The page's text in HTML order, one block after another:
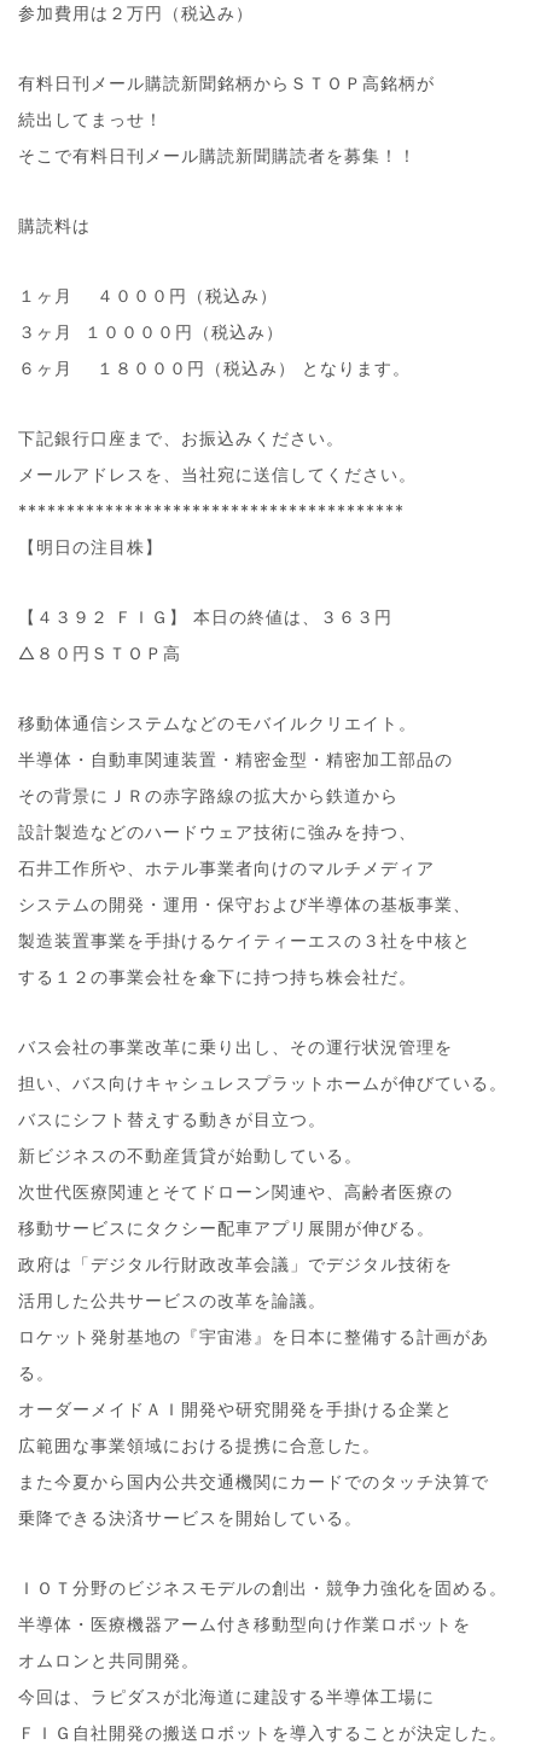
参加費用は２万円（税込み）
有料日刊メール購読新聞銘柄からＳＴＯＰ高銘柄が
続出してまっせ！
そこで有料日刊メール購読新聞購読者を募集！！
購読料は
１ヶ月 ４０００円（税込み）
３ヶ月 １００００円（税込み）
６ヶ月 １８０００円（税込み） となります。
下記銀行口座まで、お振込みください。
メールアドレスを、当社宛に送信してください。
****************************************
【明日の注目株】
【４３９２ ＦＩＧ】 本日の終値は、３６３円
△８０円ＳＴＯＰ高
移動体通信システムなどのモバイルクリエイト。
半導体・自動車関連装置・精密金型・精密加工部品の
その背景にＪＲの赤字路線の拡大から鉄道から
設計製造などのハードウェア技術に強みを持つ、
石井工作所や、ホテル事業者向けのマルチメディア
システムの開発・運用・保守および半導体の基板事業、
製造装置事業を手掛けるケイティーエスの３社を中核と
する１２の事業会社を傘下に持つ持ち株会社だ。
バス会社の事業改革に乗り出し、その運行状況管理を
担い、バス向けキャシュレスプラットホームが伸びている。
バスにシフト替えする動きが目立つ。
新ビジネスの不動産賃貸が始動している。
次世代医療関連とそてドローン関連や、高齢者医療の
移動サービスにタクシー配車アプリ展開が伸びる。
政府は「デジタル行財政改革会議」でデジタル技術を
活用した公共サービスの改革を論議。
ロケット発射基地の『宇宙港』を日本に整備する計画があ
る。
オーダーメイドＡＩ開発や研究開発を手掛ける企業と
広範囲な事業領域における提携に合意した。
また今夏から国内公共交通機関にカードでのタッチ決算で
乗降できる決済サービスを開始している。
ＩＯＴ分野のビジネスモデルの創出・競争力強化を固める。
半導体・医療機器アーム付き移動型向け作業ロボットを
オムロンと共同開発。
今回は、ラピダスが北海道に建設する半導体工場に
ＦＩＧ自社開発の搬送ロボットを導入することが決定した。